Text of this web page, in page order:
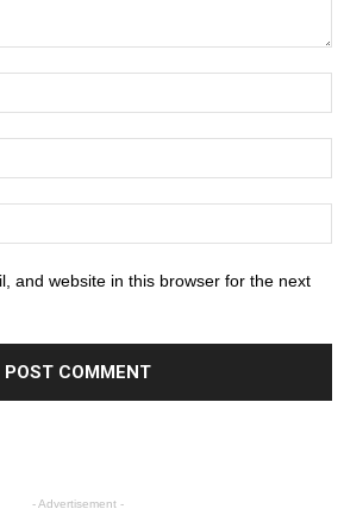
and website in this browser for the next
- Advertisement -